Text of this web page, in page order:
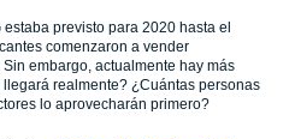
previsto para 2020 hasta el
comenzaron a vender
embargo, actualmente hay más
realmente? ¿Cuántas personas
lo aprovecharán primero?